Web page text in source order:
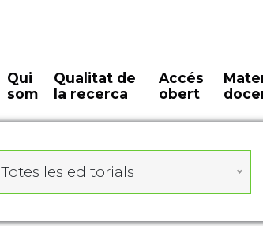
Qui
som
Qualitat de
la recerca
Accés
obert
Totes les editorials